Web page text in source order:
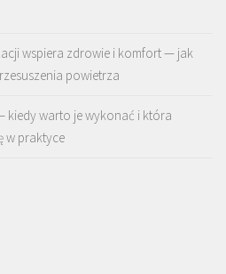
wspiera zdrowie i komfort — jak
powietrza
kiedy warto je wykonać i która
w praktyce